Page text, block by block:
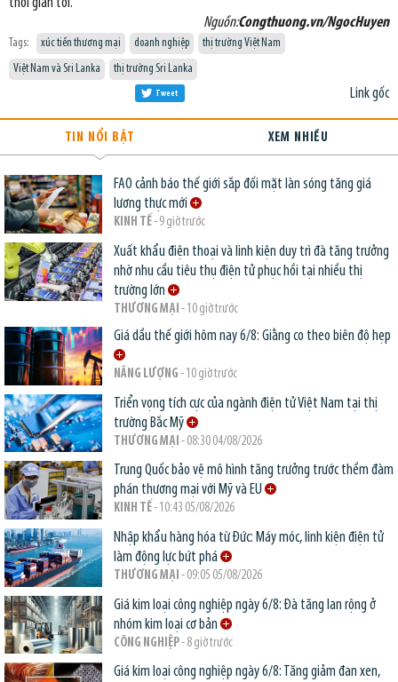
Nguồn:Congthuong.vn/NgocHuyen
Tags: xúc tiến thương mại doanh nghiệp
thị trường Việt Nam
Việt Nam và Sri Lanka
thị trường Sri Lanka
Link gốc
Tweet
TIN NỔI BẬT XEM NHIỀU
FAO cảnh báo thế giới sắp đối mặt làn sóng tăng giá
lương thực mới
KINH TẾ- 9 giờ trước
Xuất khẩu điện thoại và linh kiện duy trì đà tăng trưởng
nhờ nhu cầu tiêu thụ điện tử phục hồi tại nhiều thị
trường lớn
THƯƠNG MẠI - 10 giờ trước
Giá dầu thế giới hôm nay 6/8: Giằng co theo biên độ hẹp
NĂNG LƯỢNG - 10 giờ trước
Triển vọng tích cực của ngành điện tử Việt Nam tại thị
trường Bắc Mỹ
THƯƠNG MẠI - 08:30 04/08/2026
Trung Quốc bảo vệ mô hình tăng trưởng trước thềm đàm
phán thương mại với Mỹ và EU
KINH TẾ- 10:43 05/08/2026
Nhập khẩu hàng hóa từ Đức: Máy móc, linh kiện điện tử
làm động lực bứt phá
THƯƠNG MẠI - 09:05 05/08/2026
Giá kim loại công nghiệp ngày 6/8: Đà tăng lan rộng ở
nhóm kim loại cơ bản
CÔNG NGHIỆP- 8 giờ trước
Giá kim loại công nghiệp ngày 6/8: Tăng giảm đan xen,